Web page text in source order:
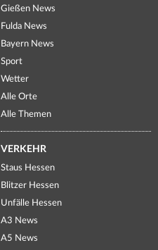
Gießen News
Fulda News
Bayern News
Sport
Wetter
Alle Orte
Alle Themen
VERKEHR
Staus Hessen
Blitzer Hessen
Unfälle Hessen
A3 News
A5 News